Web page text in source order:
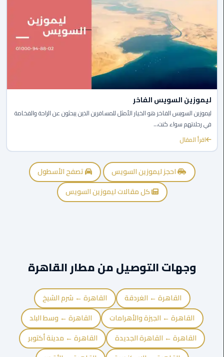
القاهرة
ليموزين
ليموزين
دهب
مكاتب
ليموزين
الاسكندرية
ليموزين
ليموزين
المنوفية
ليموزين
البحيرة
ليموزين
بلطيم
ليموزين السويس الفاخر
ليموزين السويس الفاخر هو الخيار الأمثل للمسافرين الذين يبحثون عن الراحة والفخامة
في رحلاتهم سواء كنت...
اقرأ المقال
احجز ليموزين السويس
تصفح الأسطول
كل مقالات ليموزين السويس
وجهات التوصيل من مطار القاهرة
القاهرة ← الغردقة
القاهرة ← شرم الشيخ
القاهرة ← الجيزة والأهرامات
القاهرة ← وسط البلد
القاهرة ← القاهرة الجديدة
القاهرة ← مدينة أكتوبر